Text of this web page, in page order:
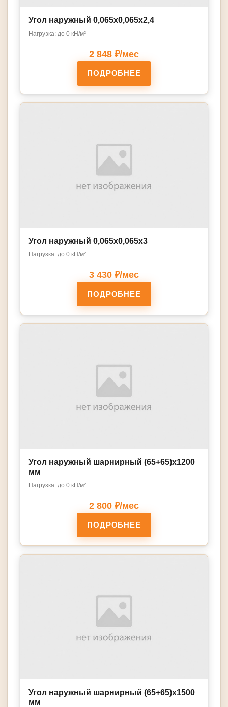
Угол наружный 0,065х0,065х2,4
Нагрузка: до 0 кН/м²
2 848 ₽/мес
ПОДРОБНЕЕ
Угол наружный 0,065х0,065х3
Нагрузка: до 0 кН/м²
3 430 ₽/мес
ПОДРОБНЕЕ
Угол наружный шарнирный (65+65)х1200
мм
Нагрузка: до 0 кН/м²
2 800 ₽/мес
ПОДРОБНЕЕ
Угол наружный шарнирный (65+65)х1500
мм